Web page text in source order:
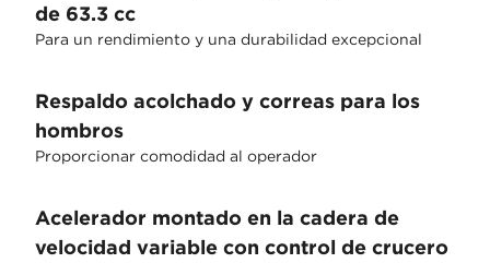
de 63.3 cc
Para un rendimiento y una durabilidad excepcional
Respaldo acolchado y correas para los
hombros
Proporcionar comodidad al operador
Acelerador montado en la cadera de
velocidad variable con control de crucero